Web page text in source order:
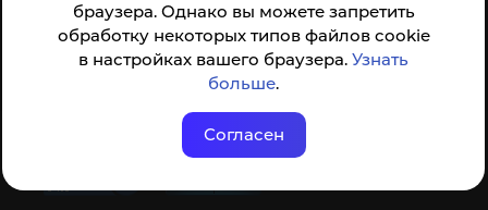
браузера. Однако вы можете запретить
обработку некоторых типов файлов cookie
в настройках вашего браузера.Узнать
больше.
Согласен
Анкета доступна по QR-коду, а так же по прямой
ссылке
© ФГБОУ ВО ЮГУ 2001–2026